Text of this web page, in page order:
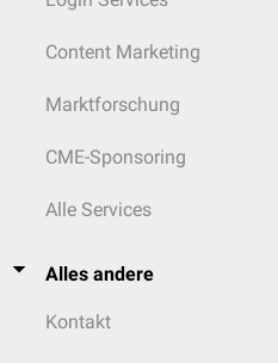
Content Marketing
Marktforschung
CME-Sponsoring
Alle Services
Alles andere
Kontakt